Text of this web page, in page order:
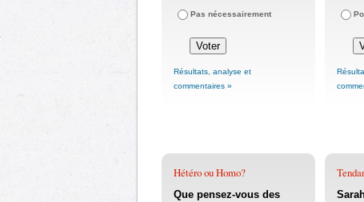
Pas nécessairement
Résultats, analyse et
commentaires »
Hétéro ou Homo?
Que pensez-vous des